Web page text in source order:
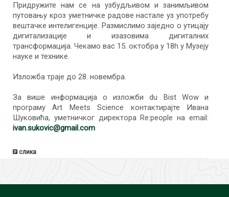
Придружите нам се на узбудљивом и занимљивом
путовању кроз уметничке радове настале уз употребу
вештачке интелигенције. Размислимо заједно о утицају
дигитализације и изазовима дигиталних
трансформација. Чекамо вас 15. октобра у 18h у Музеју
науке и технике.
Изложба траје до 28. новембра.
За више информација о изложби du Bist Wow и
програму Art Meets Science контактирајте Ивана
Шуковића, уметничког директора Re:people на email:
ivan.sukovic@gmail.com
слика